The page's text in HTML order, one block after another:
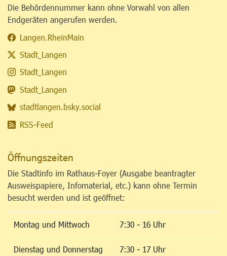
Die Behördennummer kann ohne Vorwahl von allen
Endgeräten angerufen werden.
Langen.RheinMain
Stadt_Langen
Stadt_Langen
Stadt_Langen
stadtlangen.bsky.social
RSS-Feed
Öffnungszeiten
Die Stadtinfo im Rathaus-Foyer (Ausgabe beantragter
Ausweispapiere, Infomaterial, etc.) kann ohne Termin
besucht werden und ist geöffnet:
Montag und Mittwoch 7:30 - 16 Uhr
Dienstag und Donnerstag 7:30 - 17 Uhr